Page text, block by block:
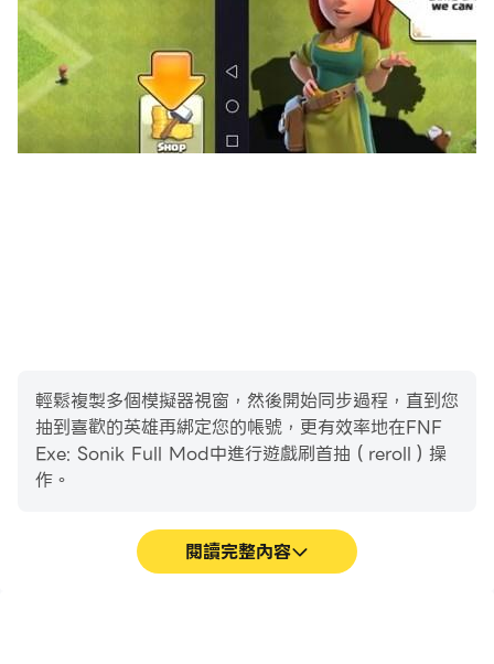
輕鬆複製多個模擬器視窗，然後開始同步過程，直到您
抽到喜歡的英雄再綁定您的帳號，更有效率地在FNF
Exe: Sonik Full Mod中進行遊戲刷首抽（reroll）操
作。
閱讀完整內容